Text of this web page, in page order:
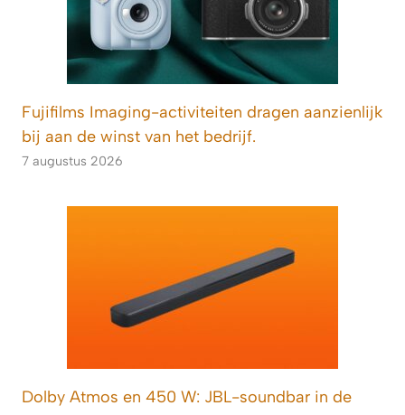
Fujifilms Imaging-activiteiten dragen aanzienlijk
bij aan de winst van het bedrijf.
7 augustus 2026
Dolby Atmos en 450 W: JBL-soundbar in de